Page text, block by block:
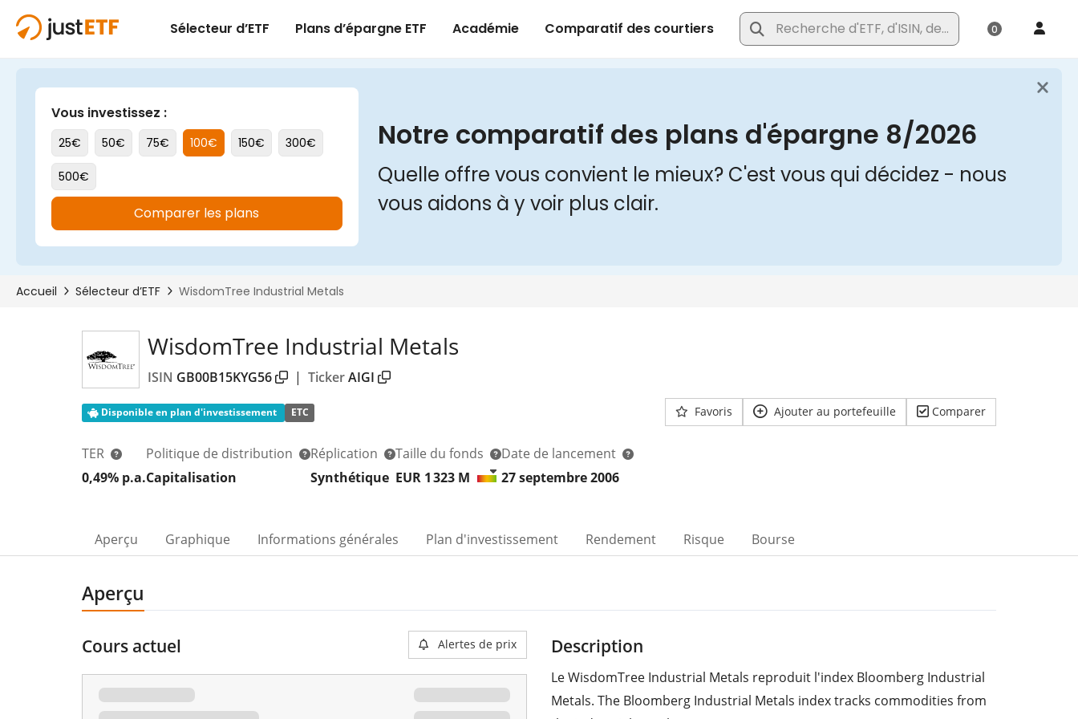
WisdomTree Industrial Metals
ISIN GB00B15KYG56 | TickerAIGI
Disponible en plan d'investissement ETC Favoris Ajouter au portefeuille Comparer
TER
0,49% p.a.
Politique de distribution
Capitalisation
Réplication
Synthétique
Taille du fonds
EUR 1 323 M
Date de lancement
27 septembre 2006
Aperçu Graphique Informations générales Plan d'investissement Rendement Risque Bourse
Aperçu
Cours actuel Alertes de prix Description
Le WisdomTree Industrial Metals reproduit l'index Bloomberg Industrial
Metals. The Bloomberg Industrial Metals index tracks commodities from